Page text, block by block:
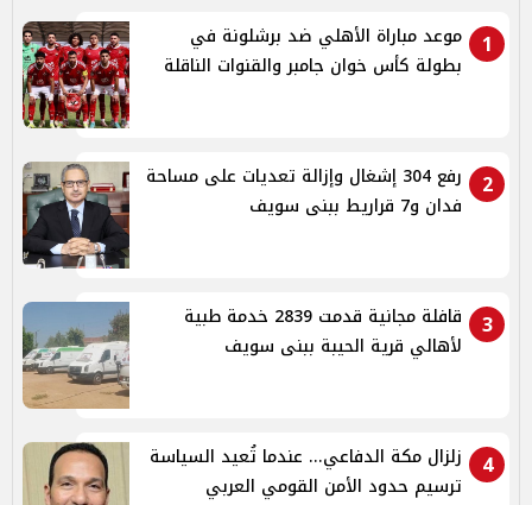
1
موعد مباراة الأهلي ضد برشلونة في
بطولة كأس خوان جامبر والقنوات الناقلة
2
رفع 304 إشغال وإزالة تعديات على مساحة
فدان و7 قراريط ببنى سويف
3
قافلة مجانية قدمت 2839 خدمة طبية
لأهالي قرية الحيبة ببنى سويف
4
زلزال مكة الدفاعي... عندما تُعيد السياسة
ترسيم حدود الأمن القومي العربي